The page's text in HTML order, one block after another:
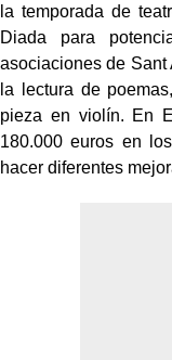
la temporada de
Diada para
asociaciones de
la lectura de
pieza en violín. En
180.000 euros en
hacer diferentes